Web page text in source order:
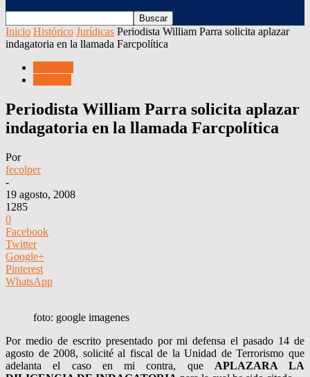
Inicio Histórico Jurídicas Periodista William Parra solicita aplazar
indagatoria en la llamada Farcpolítica
Periodista William Parra solicita aplazar
indagatoria en la llamada Farcpolítica
Por
fecolper
-
19 agosto, 2008
1285
0
Facebook
Twitter
Google+
Pinterest
WhatsApp
foto: google imagenes
Por medio de escrito presentado por mi defensa el pasado 14 de
agosto de 2008, solicité al fiscal de la Unidad de Terrorismo que
adelanta el caso en mi contra, que APLAZARA LA